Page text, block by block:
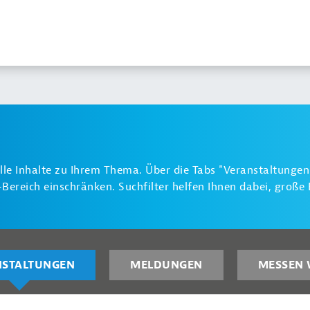
Inhalte zu Ihrem Thema. Über die Tabs
einschränken. Suchfilter helfen Ihnen dabei, große
MELDUNGEN MESSEN